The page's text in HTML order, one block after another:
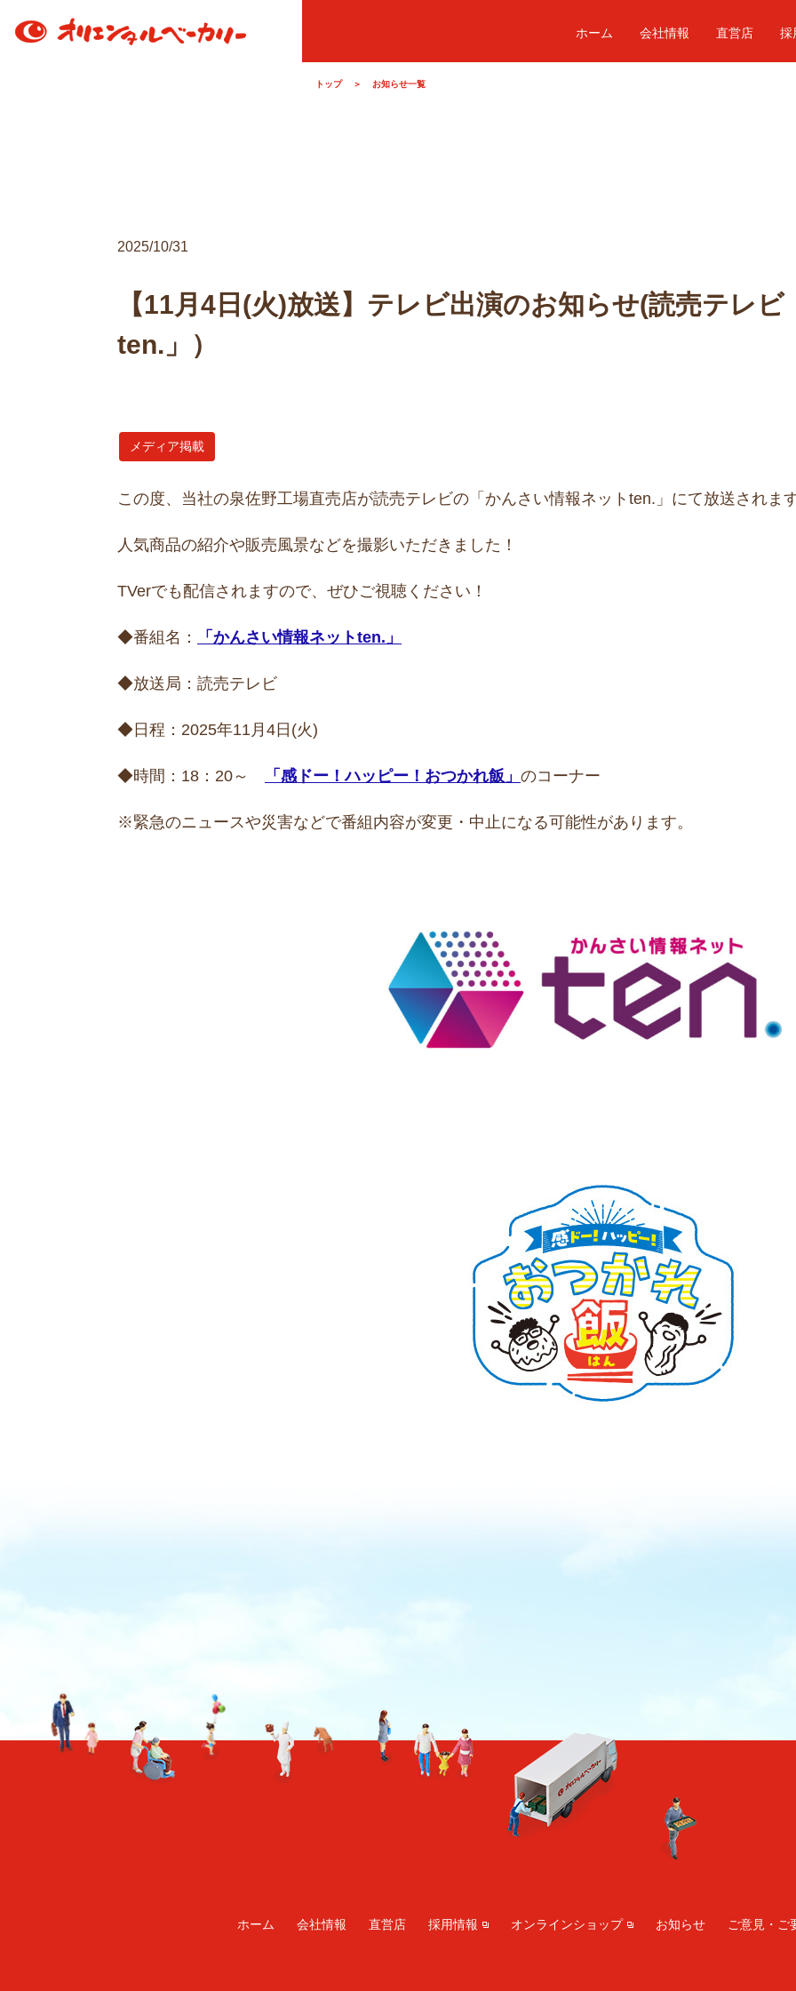
トップ ＞ お知らせ一覧
ホーム 会社情報 直営店 採
2025/10/31
【11月4日(火)放送】テレビ出演のお知らせ(読売テレ
ten.」）
メディア掲載
この度、当社の泉佐野工場直売店が読売テレビの「かんさい情報ネットten.」にて放送されま
人気商品の紹介や販売風景などを撮影いただきました！
TVerでも配信されますので、ぜひご視聴ください！
◆番組名： 「かんさい情報ネットten.」
◆放送局：読売テレビ
◆日程：2025年11月4日(火)
◆時間：18：20～ 「感ドー！ハッピー！おつかれ飯」 のコーナー
※緊急のニュースや災害などで番組内容が変更・中止になる可能性があります。
ホーム 会社情報 直営店 採用情報 オンラインショップ お知らせ ご意見・ご